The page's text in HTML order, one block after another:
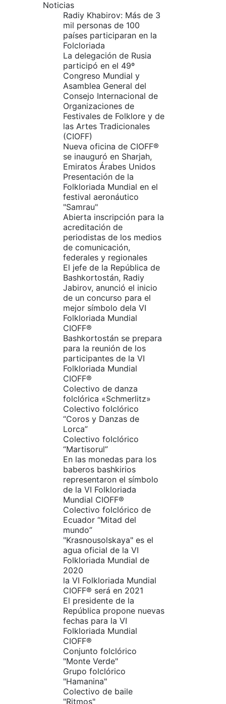
Noticias
Radiy Khabirov: Más de 3
mil personas de 100
países participaran en la
Folcloriada
La delegación de Rusia
participó en el 49º
Congreso Mundial y
Asamblea General del
Consejo Internacional de
Organizaciones de
Festivales de Folklore y de
las Artes Tradicionales
(CIOFF)
Nueva oficina de CIOFF®
se inauguró en Sharjah,
Emiratos Árabes Unidos
Presentación de la
Folkloriada Mundial en el
festival aeronáutico
"Samrau"
Abierta inscripción para la
acreditación de
periodistas de los medios
de comunicación,
federales y regionales
El jefe de la República de
Bashkortostán, Radiy
Jabirov, anunció el inicio
de un concurso para el
mejor símbolo dela VI
Folkloriada Mundial
CIOFF®
Bashkortostán se prepara
para la reunión de los
participantes de la VI
Folkloriada Mundial
CIOFF®
Colectivo de danza
folclórica «Schmerlitz»
Colectivo folclórico
“Coros y Danzas de
Lorca”
Colectivo folclórico
“Martisorul”
En las monedas para los
baberos bashkirios
representaron el símbolo
de la VI Folkloriada
Mundial CIOFF®
Colectivo folclórico de
Ecuador “Mitad del
mundo”
"Krasnousolskaya" es el
agua oficial de la VI
Folkloriada Mundial de
2020
la VI Folkloriada Mundial
CIOFF® será en 2021
El presidente de la
República propone nuevas
fechas para la VI
Folkloriada Mundial
CIOFF®
Conjunto folclórico
"Monte Verde"
Grupo folclórico
"Hamanina"
Colectivo de baile
"Ritmos"